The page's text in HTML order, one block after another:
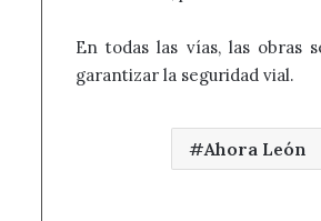
En todas las vías, las obras
garantizar la seguridad vial.
Ahora León